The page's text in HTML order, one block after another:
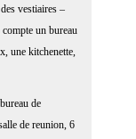
vestiaires –
un bureau
une kitchenette,
de
de reunion, 6